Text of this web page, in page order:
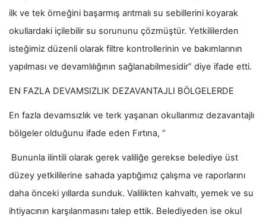
ilk ve tek örneğini başarmış arıtmalı su sebillerini koyarak
okullardaki içilebilir su sorununu çözmüştür. Yetkililerden
isteğimiz düzenli olarak filtre kontrollerinin ve bakımlarının
yapılması ve devamlılığının sağlanabilmesidir” diye ifade etti.
EN FAZLA DEVAMSIZLIK DEZAVANTAJLI BÖLGELERDE
En fazla devamsızlık ve terk yaşanan okullarımız dezavantajlı
bölgeler olduğunu ifade eden Fırtına, “
Bununla ilintili olarak gerek valiliğe gerekse belediye üst
düzey yetkililerine sahada yaptığımız çalışma ve raporlarını
daha önceki yıllarda sunduk. Valilikten kahvaltı, yemek ve su
ihtiyacının karşılanmasını talep ettik. Belediyeden ise okul